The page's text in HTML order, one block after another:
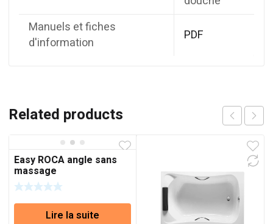
Manuels et fiches
d'information
PDF
Related products
Easy ROCA angle sans
massage
Lire la suite